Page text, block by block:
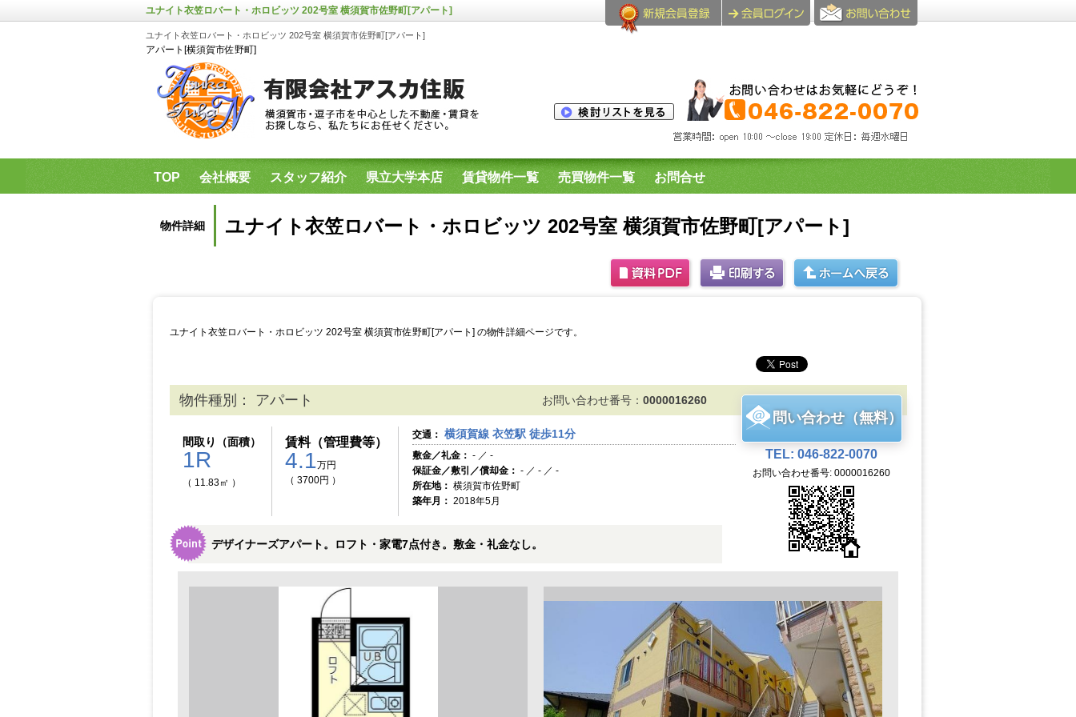
ユナイト衣笠ロバート・ホロビッツ 202号室 横須賀市佐野町[アパート]
ユナイト衣笠ロバート・ホロビッツ 202号室 横須賀市佐野町[アパート]
アパート[横須賀市佐野町]
TOP 会社概要 スタッフ紹介 県立大学本店 賃貸物件一覧 売買物件一覧 お問合せ
県立保健福祉大学・神奈川歯科大学生用物件 横須賀市内のプリマシリーズ空室一覧
物件詳細 ユナイト衣笠ロバート・ホロビッツ 202号室 横須賀市佐野町[アパート]
ユナイト衣笠ロバート・ホロビッツ 202号室 横須賀市佐野町[アパート] の物件詳細ページです。
物件種別： アパート お問い合わせ番号： 0000016260
間取り（面積）
1R
（ 11.83㎡ ）
賃料（管理費等）
4.1万円
（ 3700円 ）
交通： 横須賀線 衣笠駅 徒歩11分
敷金／礼金： - ／ -
保証金／敷引／償却金： - ／ - ／ -
所在地： 横須賀市佐野町
築年月： 2018年5月
デザイナーズアパート。ロフト・家電7点付き。敷金・礼金なし。
問い合わせ（無料）
TEL: 046-822-0070
お問い合わせ番号: 0000016260